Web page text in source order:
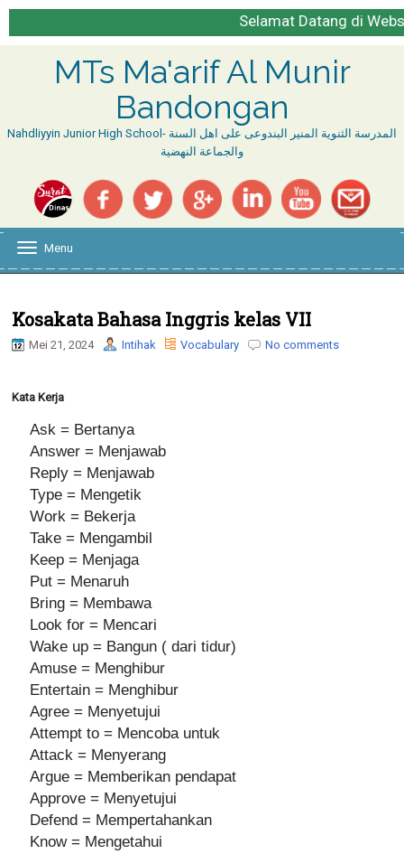
Selamat Datang di Website
MTs Ma'arif Al Munir
Bandongan
Nahdliyyin Junior High School- المدرسة الثنوية المنير البندوعى على اهل السنة
والجماعة النهضية
l
e
n
Menu
Kosakata Bahasa Inggris kelas VII
Mei 21, 2024 Intihak Vocabulary No comments
Kata Kerja
Ask = Bertanya
Answer = Menjawab
Reply = Menjawab
Type = Mengetik
Work = Bekerja
Take = Mengambil
Keep = Menjaga
Put = Menaruh
Bring = Membawa
Look for = Mencari
Wake up = Bangun ( dari tidur)
Amuse = Menghibur
Entertain = Menghibur
Agree = Menyetujui
Attempt to = Mencoba untuk
Attack = Menyerang
Argue = Memberikan pendapat
Approve = Menyetujui
Defend = Mempertahankan
Know = Mengetahui